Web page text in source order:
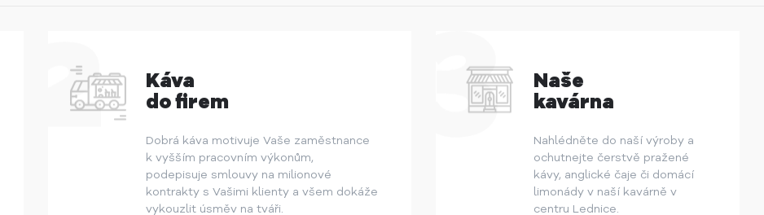
Káva
do firem
Dobrá káva motivuje Vaše zaměstnance
k vyšším pracovním výkonům,
podepisuje smlouvy na milionové
kontrakty s Vašimi klienty a všem dokáže
vykouzlit úsměv na tváři.
Naše
kavárna
Nahlédněte do naší výroby a
ochutnejte čerstvě pražené
kávy, anglické čaje či domácí
limonády v naší kavárně v
centru Lednice.